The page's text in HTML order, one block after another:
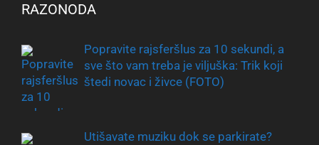
RAZONODA
Popravite rajsferšlus za 10 sekundi, a
sve što vam treba je viljuška: Trik koji
štedi novac i živce (FOTO)
Utišavate muziku dok se parkirate?